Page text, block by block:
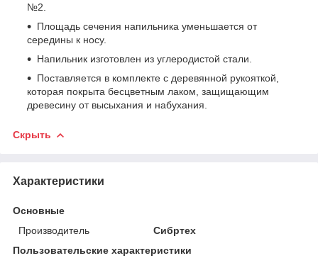
№2.
Площадь сечения напильника уменьшается от
середины к носу.
Напильник изготовлен из углеродистой стали.
Поставляется в комплекте с деревянной рукояткой,
которая покрыта бесцветным лаком, защищающим
древесину от высыхания и набухания.
Скрыть
Характеристики
Основные
Производитель
Сибртех
Пользовательские характеристики